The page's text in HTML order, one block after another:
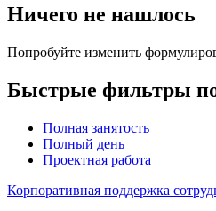
Ничего не нашлось
Попробуйте изменить
Быстрые фильтры
Полная занятость
Полный день
Проектная работа
Корпоративная поддержка